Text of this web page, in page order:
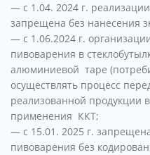
— с 1.04. 2024 г.
запрещена без нанесения
— с 1.06.2024 г.
пивоварения в
алюминиевой таре
осуществлять процесс
реализованной продукции
применения ККТ;
— с 15.01. 2025 г.
пивоварения без